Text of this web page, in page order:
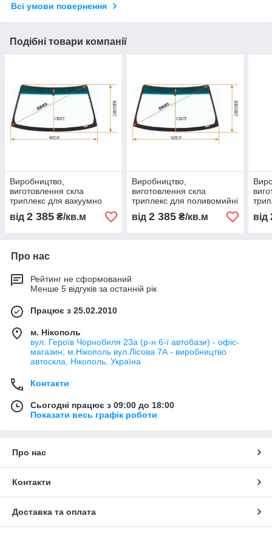
Всі умови повернення
Подібні товари компанії
Виробництво,
виготовлення скла
триплекс для вакуумно
підмітальних машин AUSA
від 2 385 ₴/кв.м
Виробництво,
виготовлення скла
триплекс для поливомийні
машин ЗИЛ
від 2 385₴/кв.м від
Про нас
Рейтинг не сформований
Менше 5 відгуків за останній рік
Працює з 25.02.2010
м. Нікополь
вул. Героїв Чорнобиля 23а (р-н 6-ї автобази) - офіс-
магазин; м.Нікополь вул.Лісова 7А - виробництво
автоскла, Нікополь, Україна
Контакти
Сьогодні працює з 09:00 до 18:00
Показати весь графік роботи
Про нас
Контакти
Доставка та оплата